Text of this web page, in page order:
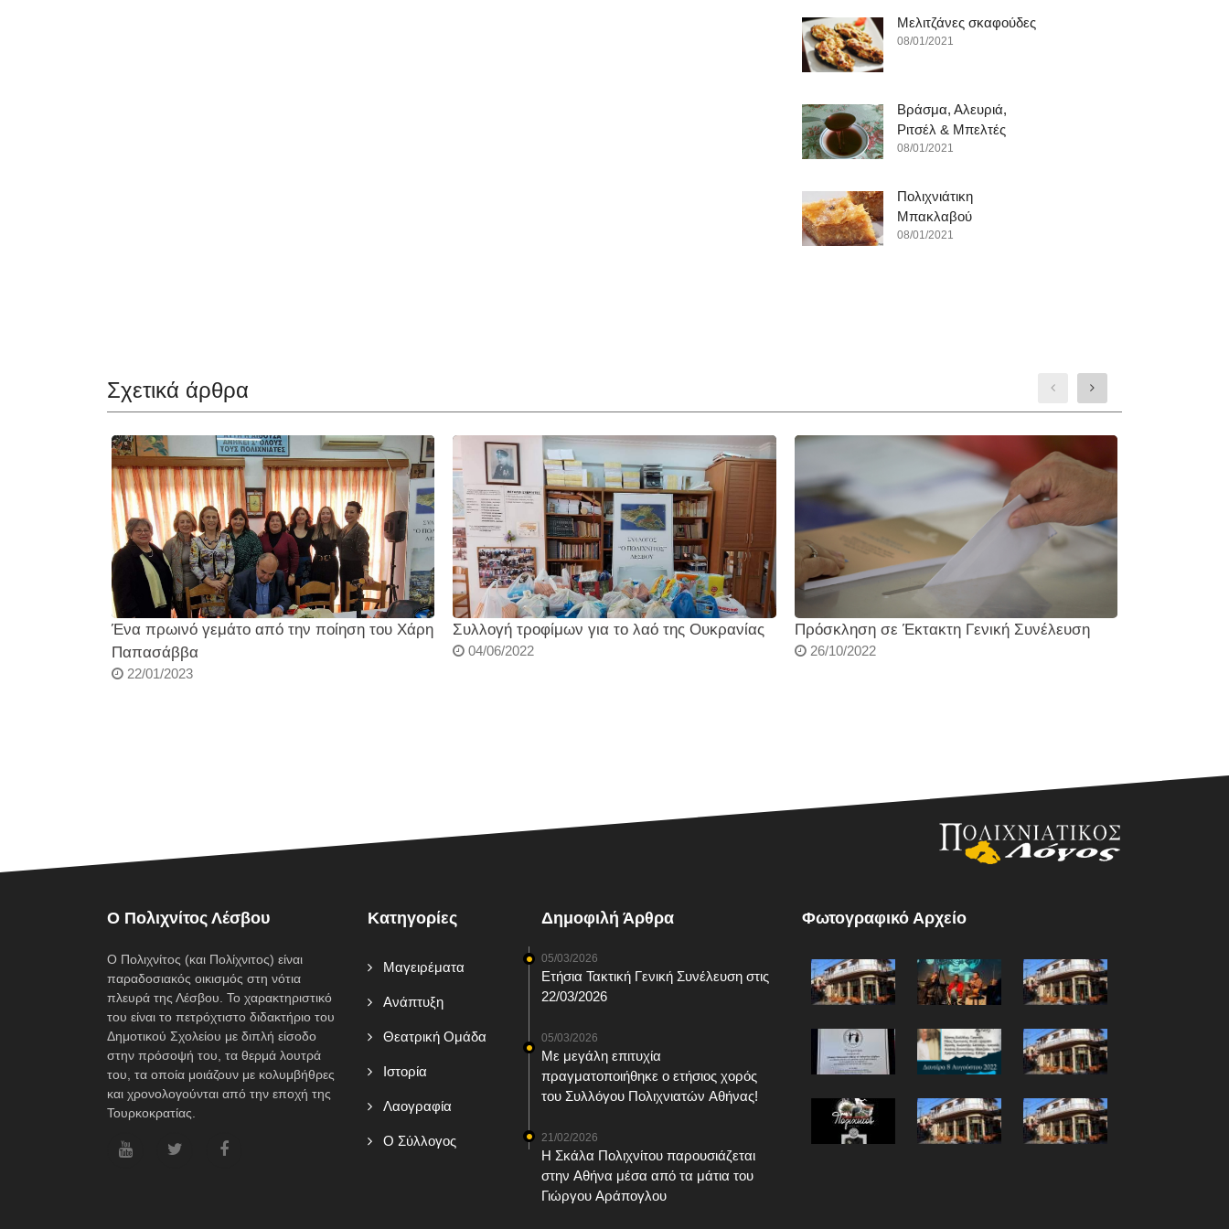
Μελιτζάνες σκαφούδες
08/01/2021
Βράσμα, Αλευριά,
Ριτσέλ & Μπελτές
08/01/2021
Πολιχνιάτικη
Μπακλαβού
08/01/2021
Σχετικά άρθρα
Ένα πρωινό γεμάτο από την ποίηση του Χάρη
Παπασάββα
22/01/2023
Συλλογή τροφίμων για το λαό της Ουκρανίας
04/06/2022
Πρόσκληση σε Έκτακτη Γενική Συνέλευση
26/10/2022
O Πολιχνίτος Λέσβου
Ο Πολιχνίτος (και Πολίχνιτος) είναι
παραδοσιακός οικισμός στη νότια
πλευρά της Λέσβου. Το χαρακτηριστικό
του είναι το πετρόχτιστο διδακτήριο του
Δημοτικού Σχολείου με διπλή είσοδο
στην πρόσοψή του, τα θερμά λουτρά
του, τα οποία μοιάζουν με κολυμβήθρες
και χρονολογούνται από την εποχή της
Τουρκοκρατίας.
Κατηγορίες
Mαγειρέματα
Ανάπτυξη
Θεατρική Ομάδα
Ιστορία
Λαογραφία
Ο Σύλλογος
Δημοφιλή Άρθρα
05/03/2026
Ετήσια Τακτική Γενική Συνέλευση στις
22/03/2026
05/03/2026
Με μεγάλη επιτυχία
πραγματοποιήθηκε ο ετήσιος χορός
του Συλλόγου Πολιχνιατών Αθήνας!
21/02/2026
Η Σκάλα Πολιχνίτου παρουσιάζεται
στην Αθήνα μέσα από τα μάτια του
Γιώργου Αράπογλου
Φωτογραφικό Αρχείο